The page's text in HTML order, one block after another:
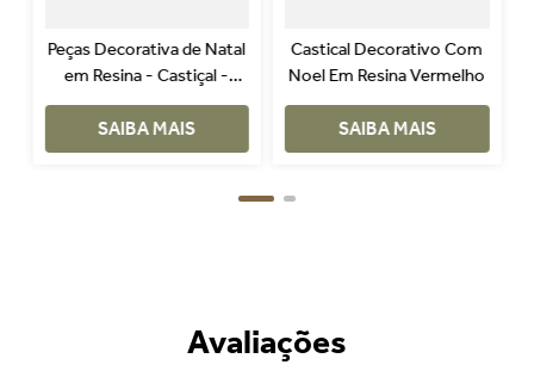
Peças Decorativa de Natal
em Resina - Castiçal -
Vermelho
SAIBA MAIS
Castical Decorativo Com
Noel Em Resina Vermelho
SAIBA MAIS
Avaliações